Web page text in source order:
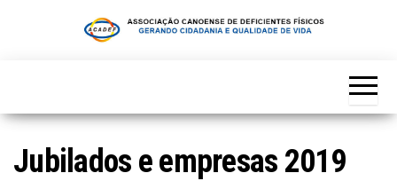
Jubilados e empresas 2019